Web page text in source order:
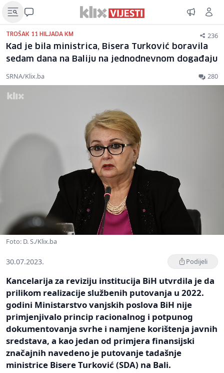
TROŠAK 11 HILJADA KM 236
Kad je bila ministrica, Bisera Turković boravila
sedam dana na Baliju na jednodnevnom događaju
SRNA/Klix.ba 280
Foto: D. S./Klix.ba
30.07.2023. Podijeli
Kancelarija za reviziju institucija BiH utvrdila je da
prilikom realizacije službenih putovanja u 2022.
godini Ministarstvo vanjskih poslova BiH nije
primjenjivalo princip racionalnog i potpunog
dokumentovanja svrhe i namjene korištenja javnih
sredstava, a kao jedan od primjera finansijski
značajnih navedeno je putovanje tadašnje
ministrice Bisere Turković (SDA) na Bali.